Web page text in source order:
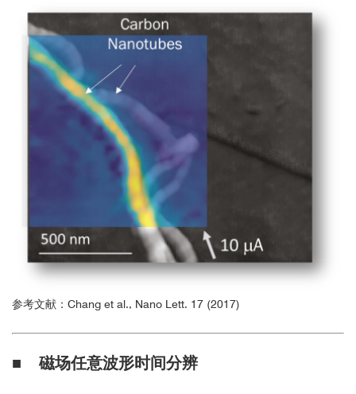
参考文献：Chang et al., Nano Lett. 17 (2017)
■ 磁场任意波形时间分辨